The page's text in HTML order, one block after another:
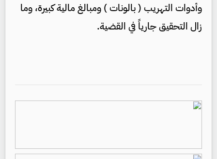
وأدوات التهريب ( بالونات ) ومبالغ مالية كبيرة، وما
زال التحقيق جارياً في القضية.